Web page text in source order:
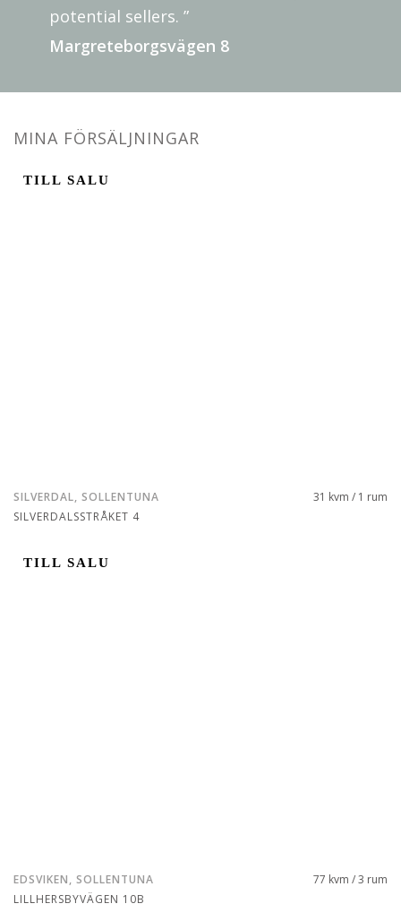
potential sellers. ”
Margreteborgsvägen 8
MINA FÖRSÄLJNINGAR
TILL SALU
SILVERDAL, SOLLENTUNA
SILVERDALSSTRÅKET 4
31 kvm / 1 rum
TILL SALU
EDSVIKEN, SOLLENTUNA
LILLHERSBYVÄGEN 10B
77 kvm / 3 rum